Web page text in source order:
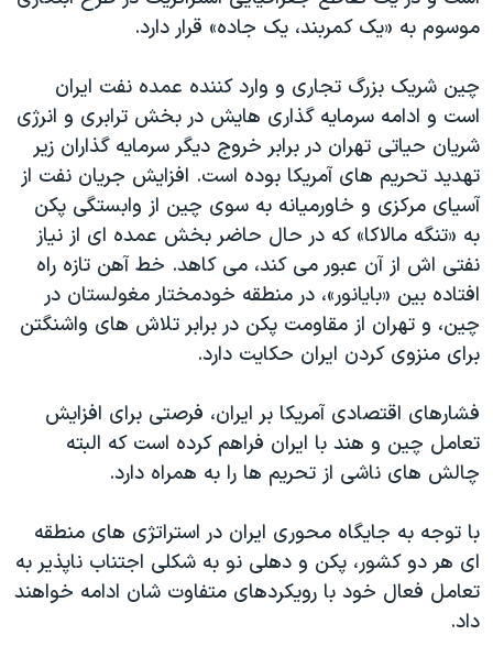
موسوم به «یک کمربند، یک جاده» قرار دارد.
چین شریک بزرگ تجاری و وارد کننده عمده نفت ایران
است و ادامه سرمایه گذاری هایش در بخش ترابری و انرژی
شریان حیاتی تهران در برابر خروج دیگر سرمایه گذاران زیر
تهدید تحریم های آمریکا بوده است. افزایش جریان نفت از
آسیای مرکزی و خاورمیانه به سوی چین از وابستگی پکن
به «تنگه مالاکا» که در حال حاضر بخش عمده ای از نیاز
نفتی اش از آن عبور می کند، می کاهد. خط آهن تازه راه
افتاده بین «بایانور»، در منطقه خودمختار مغولستان در
چین، و تهران از مقاومت پکن در برابر تلاش های واشنگتن
برای منزوی کردن ایران حکایت دارد.
فشارهای اقتصادی آمریکا بر ایران، فرصتی برای افزایش
تعامل چین و هند با ایران فراهم کرده است که البته
چالش های ناشی از تحریم ها را به همراه دارد.
با توجه به جایگاه محوری ایران در استراتژی های منطقه
ای هر دو کشور، پکن و دهلی نو به شکلی اجتناب ناپذیر به
تعامل فعال خود با رویکردهای متفاوت شان ادامه خواهند
داد.